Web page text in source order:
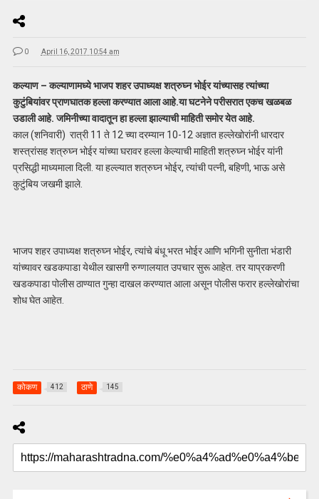
0 April 16, 2017 10:54 am
कल्याण – कल्याणामध्ये भाजप शहर उपाध्यक्ष शत्रुघ्न भोईर यांच्यासह त्यांच्या
कुटुंबियांवर प्राणघातक हल्ला करण्यात आला आहे.या घटनेने परीसरात एकच खळबळ
उडाली आहे. जमिनीच्या वादातून हा हल्ला झाल्याची माहिती समोर येत आहे.
काल (शनिवारी) रात्री 11 ते 12 च्या दरम्यान 10-12 अज्ञात हल्लेखोरांनी धारदार
शस्त्रांसह शत्रुघ्न भोईर यांच्या घरावर हल्ला केल्याची माहिती शत्रुघ्न भोईर यांनी
प्रसिद्धी माध्यमाला दिली. या हल्ल्यात शत्रुघ्न भोईर, त्यांची पत्नी, बहिणी, भाऊ असे
कुटुंबिय जखमी झाले.
भाजप शहर उपाध्यक्ष शत्रुघ्न भोईर, त्यांचे बंधू भरत भोईर आणि भगिनी सुनीता भंडारी
यांच्यावर खडकपाडा येथील खासगी रुग्णालयात उपचार सुरू आहेत. तर याप्रकरणी
खडकपाडा पोलीस ठाण्यात गुन्हा दाखल करण्यात आला असून पोलीस फरार हल्लेखोरांचा
शोध घेत आहेत.
कोकण 412 ठाणे 145